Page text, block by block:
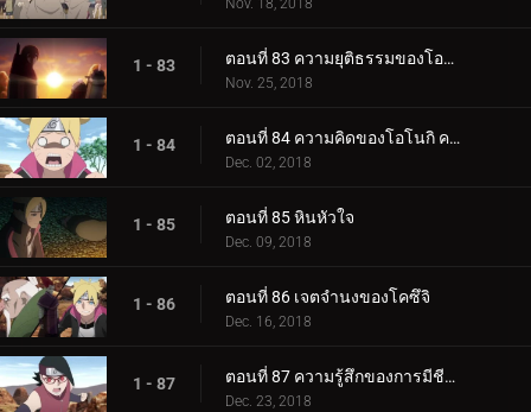
Nov. 18, 2018
1 - 83 ตอนที่ 83 ความยุติธรรมของโอโนกิ
Nov. 25, 2018
1 - 84 ตอนที่ 84 ความคิดของโอโนกิ ความคิดของคู
Dec. 02, 2018
1 - 85 ตอนที่ 85 หินหัวใจ
Dec. 09, 2018
1 - 86 ตอนที่ 86 เจตจำนงของโคซึจิ
Dec. 16, 2018
1 - 87 ตอนที่ 87 ความรู้สึกของการมีชีวิต
Dec. 23, 2018